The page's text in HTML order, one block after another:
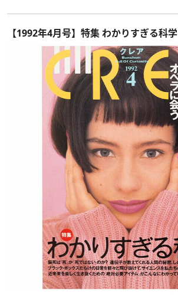
【1992年4月号】特集 わかりすぎる科学